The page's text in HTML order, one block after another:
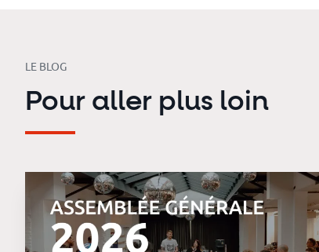
LE BLOG
Pour aller plus loin